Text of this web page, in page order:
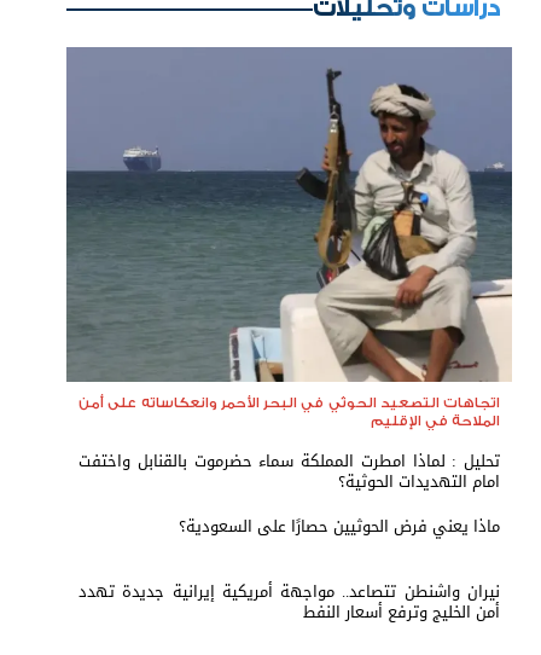
دراسات وتحليلات
اتجاهات التصعيد الحوثي في البحر الأحمر وانعكاساته على أمن
الملاحة في الإقليم
تحليل : لماذا امطرت المملكة سماء حضرموت بالقنابل واختفت
امام التهديدات الحوثية؟
ماذا يعني فرض الحوثيين حصارًا على السعودية؟
نيران واشنطن تتصاعد.. مواجهة أمريكية إيرانية جديدة تهدد
أمن الخليج وترفع أسعار النفط